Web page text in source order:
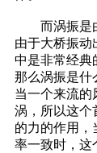
而涡振是由
由于大桥振动
中是非常经典
那么涡振是什
当一个来流的
涡，所以这个
的力的作用，
率一致时，这